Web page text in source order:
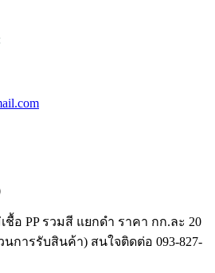
อ PP รวมสี แยกดำ ราคา กก.ละ 20
การรับสินค้า) สนใจติดต่อ 093-827-